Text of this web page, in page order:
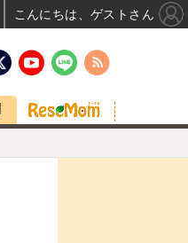
こんにちは、ゲストさん